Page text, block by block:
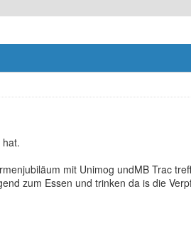
mit Unimog undMB Trac
zum Essen und trinken da is die